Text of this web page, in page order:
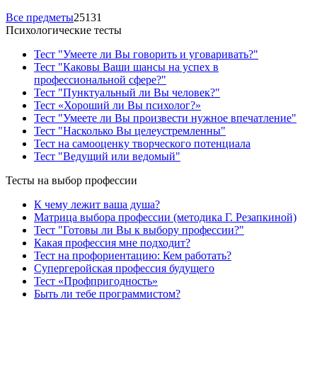
Все предметы25131
Психологические тесты
Тест "Умеете ли Вы говорить и уговаривать?"
Тест "Каковы Ваши шансы на успех в
профессиональной сфере?"
Тест "Пунктуальный ли Вы человек?"
Тест «Хороший ли Вы психолог?»
Тест "Умеете ли Вы произвести нужное впечатление"
Тест "Насколько Вы целеустремленны"
Тест на самооценку творческого потенциала
Тест "Ведущий или ведомый"
Тесты на выбор профессии
К чему лежит ваша душа?
Матрица выбора профессии (методика Г. Резапкиной)
Тест "Готовы ли Вы к выбору профессии?"
Какая профессия мне подходит?
Тест на профориентацию: Кем работать?
Супергеройская профессия будущего
Тест «Профпригодность»
Быть ли тебе программистом?